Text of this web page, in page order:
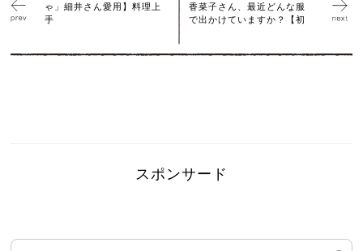
ゃ」細井さん愛用】料理上
手
香菜子さん、最近どんな服
で出かけていますか？【初
スポンサード